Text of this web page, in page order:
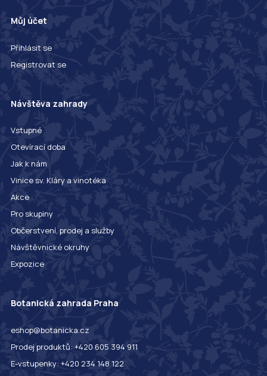
Můj účet
Přihlásit se
Registrovat se
Návštěva zahrady
Vstupné
Otevírací doba
Jak k nám
Vinice sv. Kláry a vinotéka
Akce
Pro skupiny
Občerstvení, prodej a služby
Návštěvnické okruhy
Expozice
Botanická zahrada Praha
eshop@botanicka.cz
Prodej produktů: +420 605 394 911
E-vstupenky: +420 234 148 122